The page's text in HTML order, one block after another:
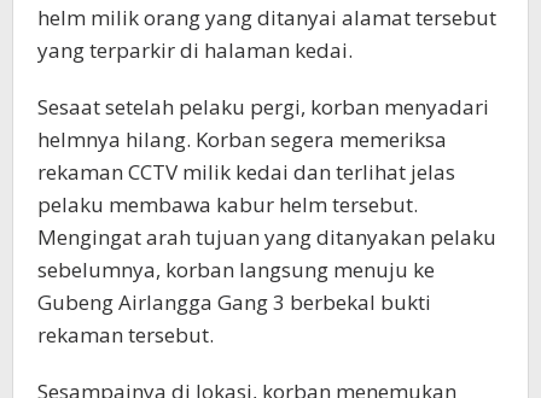
helm milik orang yang ditanyai alamat tersebut
yang terparkir di halaman kedai.
Sesaat setelah pelaku pergi, korban menyadari
helmnya hilang. Korban segera memeriksa
rekaman CCTV milik kedai dan terlihat jelas
pelaku membawa kabur helm tersebut.
Mengingat arah tujuan yang ditanyakan pelaku
sebelumnya, korban langsung menuju ke
Gubeng Airlangga Gang 3 berbekal bukti
rekaman tersebut.
Sesampainya di lokasi, korban menemukan